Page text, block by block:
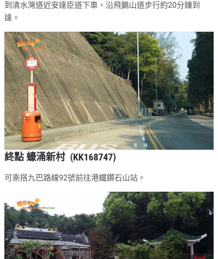
到清水灣道近安達臣道下車，沿飛鵝山道步行約20分鐘到
達。
終點 蠔涌新村 (KK168747)
可乘搭九巴路線92號前往港鐵鑽石山站。